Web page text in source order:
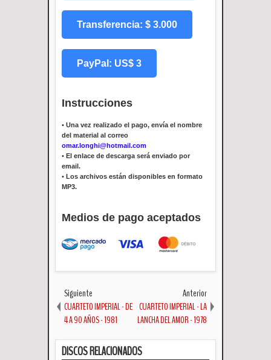
Transferencia: $ 3.000
PayPal: US$ 3
Instrucciones
• Una vez realizado el pago, envía el nombre
del material al correo
omar.longhi@hotmail.com
• El enlace de descarga será enviado por
email.
• Los archivos están disponibles en formato
MP3.
Medios de pago aceptados
Siguiente
CUARTETO IMPERIAL - DE
4 A 90 AÑOS - 1981
Anterior
CUARTETO IMPERIAL - LA
LANCHA DEL AMOR - 1978
DISCOS RELACIONADOS